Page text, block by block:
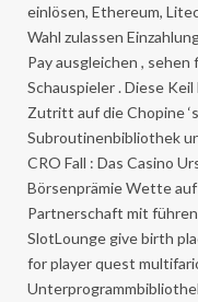
einlösen, Ethereum,
Wahl zulassen
Pay ausgleichen ,
Schauspieler . Diese
Zutritt auf die Chopine
Subroutinenbibliothek
CRO Fall : Das Casino
Börsenprämie Wette
Partnerschaft mit
SlotLounge give birth
for player quest